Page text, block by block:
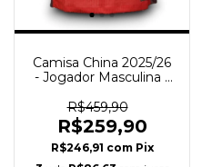
Camisa China 2025/26
- Jogador Masculina -
R$459,90
R$259,90
R$246,91 com Pix